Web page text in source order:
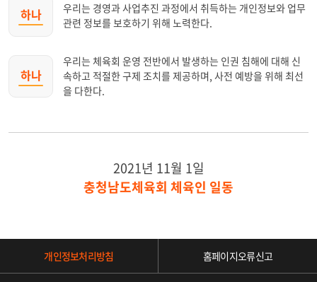
하나
우리는 경영과 사업추진 과정에서 취득하는 개인정보와 업무
관련 정보를 보호하기 위해 노력한다.
하나
우리는 체육회 운영 전반에서 발생하는 인권 침해에 대해 신
속하고 적절한 구제 조치를 제공하며, 사전 예방을 위해 최선
을 다한다.
2021년 11월 1일
충청남도체육회 체육인 일동
개인정보처리방침 홈페이지오류신고